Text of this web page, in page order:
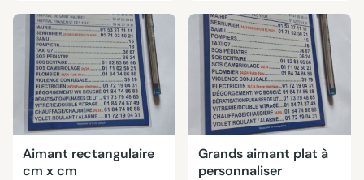
Aimant rectangulaire
cm x cm
Grands aimant plat à
personnaliser